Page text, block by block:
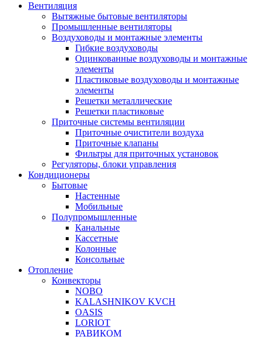
Вентиляция
Вытяжные бытовые вентиляторы
Промышленные вентиляторы
Воздуховоды и монтажные элементы
Гибкие воздуховоды
Оцинкованные воздуховоды и монтажные
элементы
Пластиковые воздуховоды и монтажные
элементы
Решетки металлические
Решетки пластиковые
Приточные системы вентиляции
Приточные очистители воздуха
Приточные клапаны
Фильтры для приточных установок
Регуляторы, блоки управления
Кондиционеры
Бытовые
Настенные
Мобильные
Полупромышленные
Канальные
Кассетные
Колонные
Консольные
Отопление
Конвекторы
NOBO
KALASHNIKOV KVCH
OASIS
LORIOT
РАВИКОМ